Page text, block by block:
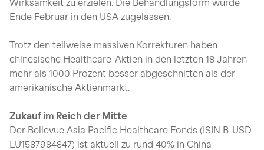
Ende Februar in den USA zugelassen.
Trotz den teilweise massiven Korrekturen haben
chinesische Healthcare-Aktien in den letzten 18 Jahren
mehr als 1000 Prozent besser abgeschnitten als der
amerikanische Aktienmarkt.
Zukauf im Reich der Mitte
Der Bellevue Asia Pacific Healthcare Fonds (ISIN B-USD
LU1587984847) ist aktuell zu rund 40% in China